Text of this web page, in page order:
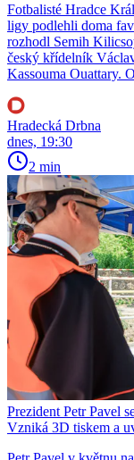
Fotbalisté Hradce
ligy podlehli doma
rozhodl Semih
český křídelník
Kassouma Ouattary.
Hradecká Drbna
dnes, 19:30
2 min
Prezident Petr Pavel
Vzniká 3D tiskem a